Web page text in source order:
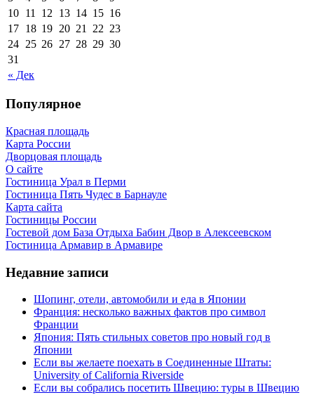
« Дек
10 11 12 13 14 15 16
17 18 19 20 21 22 23
24 25 26 27 28 29 30
31
Популярное
Красная площадь
Карта России
Дворцовая площадь
О сайте
Гостиница Урал в Перми
Гостиница Пять Чудес в Барнауле
Карта сайта
Гостиницы России
Гостевой дом База Отдыха Бабин Двор в Алексеевском
Гостиница Армавир в Армавире
Недавние записи
Шопинг, отели, автомобили и еда в Японии
Франция: несколько важных фактов про символ
Франции
Япония: Пять стильных советов про новый год в
Японии
Если вы желаете поехать в Соединенные Штаты:
University of California Riverside
Если вы собрались посетить Швецию: туры в Швецию